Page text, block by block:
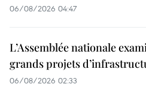
06/08/2026 04:47
L’Assemblée nationale
grands projets
06/08/2026 02:33